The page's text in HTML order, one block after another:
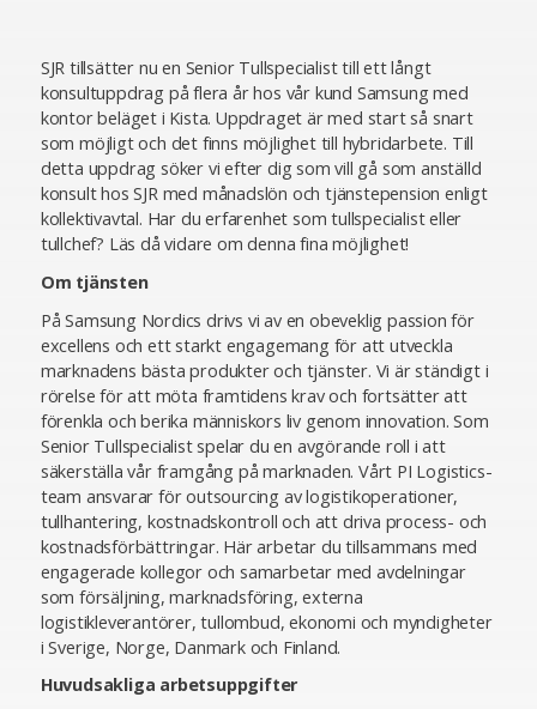
SJR tillsätter nu en Senior Tullspecialist till ett långt
konsultuppdrag på flera år hos vår kund Samsung med
kontor beläget i Kista. Uppdraget är med start så snart
som möjligt och det finns möjlighet till hybridarbete. Till
detta uppdrag söker vi efter dig som vill gå som anställd
konsult hos SJR med månadslön och tjänstepension enligt
kollektivavtal. Har du erfarenhet som tullspecialist eller
tullchef? Läs då vidare om denna fina möjlighet!
Om tjänsten
På Samsung Nordics drivs vi av en obeveklig passion för
excellens och ett starkt engagemang för att utveckla
marknadens bästa produkter och tjänster. Vi är ständigt i
rörelse för att möta framtidens krav och fortsätter att
förenkla och berika människors liv genom innovation. Som
Senior Tullspecialist spelar du en avgörande roll i att
säkerställa vår framgång på marknaden. Vårt PI Logistics-
team ansvarar för outsourcing av logistikoperationer,
tullhantering, kostnadskontroll och att driva process- och
kostnadsförbättringar. Här arbetar du tillsammans med
engagerade kollegor och samarbetar med avdelningar
som försäljning, marknadsföring, externa
logistikleverantörer, tullombud, ekonomi och myndigheter
i Sverige, Norge, Danmark och Finland.
Huvudsakliga arbetsuppgifter